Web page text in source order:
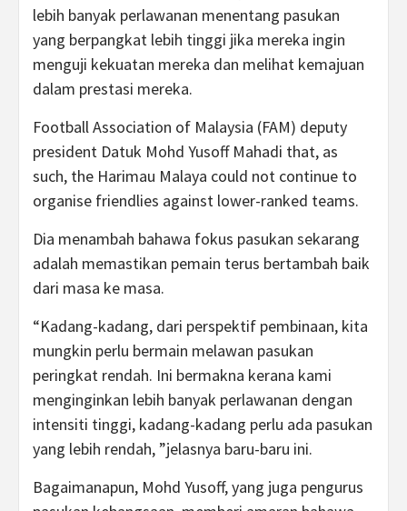
lebih banyak perlawanan menentang pasukan
yang berpangkat lebih tinggi jika mereka ingin
menguji kekuatan mereka dan melihat kemajuan
dalam prestasi mereka.
Football Association of Malaysia (FAM) deputy
president Datuk Mohd Yusoff Mahadi that, as
such, the Harimau Malaya could not continue to
organise friendlies against lower-ranked teams.
Dia menambah bahawa fokus pasukan sekarang
adalah memastikan pemain terus bertambah baik
dari masa ke masa.
“Kadang-kadang, dari perspektif pembinaan, kita
mungkin perlu bermain melawan pasukan
peringkat rendah. Ini bermakna kerana kami
menginginkan lebih banyak perlawanan dengan
intensiti tinggi, kadang-kadang perlu ada pasukan
yang lebih rendah, ”jelasnya baru-baru ini.
Bagaimanapun, Mohd Yusoff, yang juga pengurus